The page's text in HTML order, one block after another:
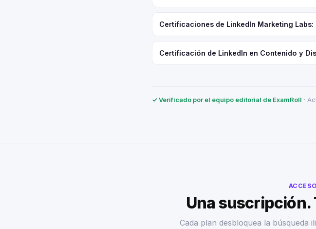
Certificaciones de LinkedIn Marketing
Certificación de LinkedIn en Contenido y
✓ Verificado por el equipo editorial de ExamRoll ·
Una suscripción.
Cada plan desbloquea la búsqueda